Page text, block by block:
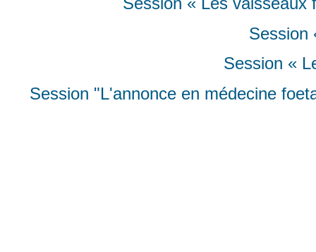
Session
Session «
Session "L'annonce en médecine